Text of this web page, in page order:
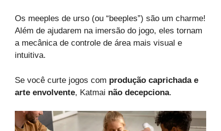
Os meeples de urso (ou “beeples”) são um charme!
Além de ajudarem na imersão do jogo, eles tornam
a mecânica de controle de área mais visual e
intuitiva.
Se você curte jogos com produção caprichada e
arte envolvente, Katmai não decepciona.